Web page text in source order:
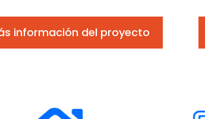
información del proyecto